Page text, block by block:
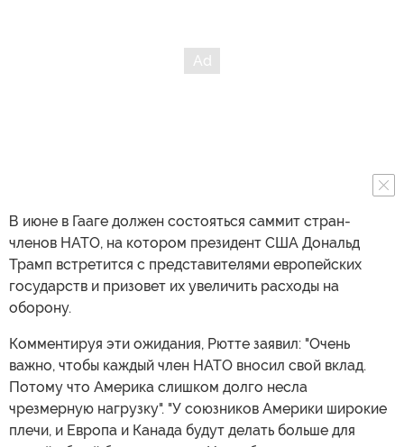
В июне в Гааге должен состояться саммит стран-
членов НАТО, на котором президент США Дональд
Трамп встретится с представителями европейских
государств и призовет их увеличить расходы на
оборону.
Комментируя эти ожидания, Рютте заявил: "Очень
важно, чтобы каждый член НАТО вносил свой вклад.
Потому что Америка слишком долго несла
чрезмерную нагрузку". "У союзников Америки широкие
плечи, и Европа и Канада будут делать больше для